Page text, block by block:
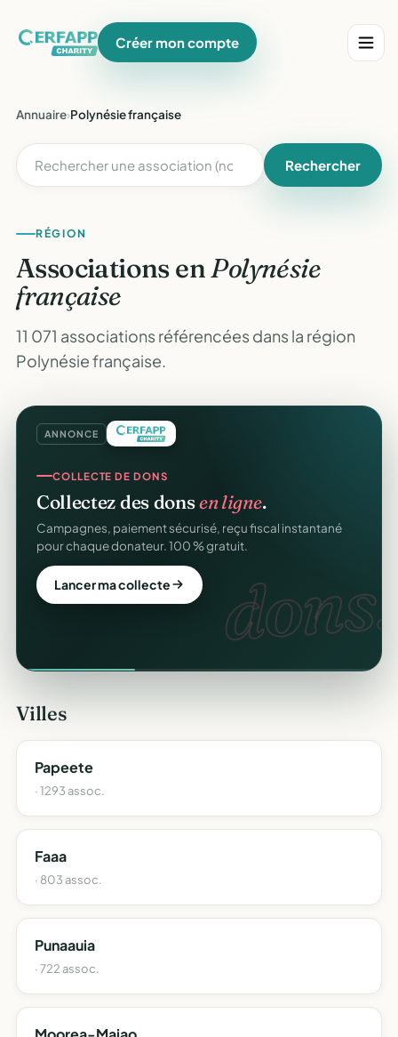
Créer mon compte
Annuaire›Polynésie française
Rechercher
RÉGION
Associations enPolynésie
française
11 071 associations référencées dans la région
Polynésie française.
ANNONCE
dons.
COLLECTE DE DONS
Collectez des donsen ligne.
Campagnes, paiement sécurisé, reçu fiscal instantané
pour chaque donateur. 100 % gratuit.
Lancer ma collecte
Villes
Papeete
· 1293 assoc.
Faaa
· 803 assoc.
Punaauia
· 722 assoc.